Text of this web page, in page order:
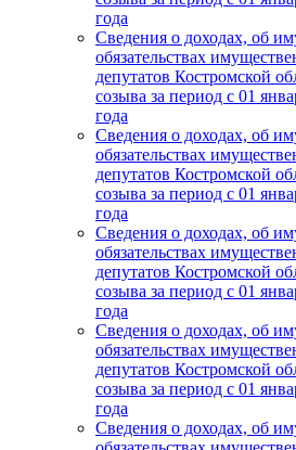
года
Сведения о доходах, об
обязательствах
депутатов Костромской
созыва за период с 01
года
Сведения о доходах, об
обязательствах
депутатов Костромской
созыва за период с 01
года
Сведения о доходах, об
обязательствах
депутатов Костромской
созыва за период с 01
года
Сведения о доходах, об
обязательствах
депутатов Костромской
созыва за период с 01
года
Сведения о доходах, об